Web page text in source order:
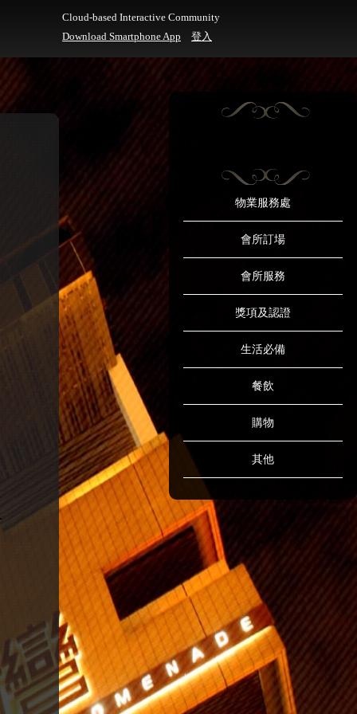
Cloud-based Interactive Community
Download Smartphone App
登入
物業服務處
會所訂場
會所服務
獎項及認證
生活必備
餐飲
購物
其他